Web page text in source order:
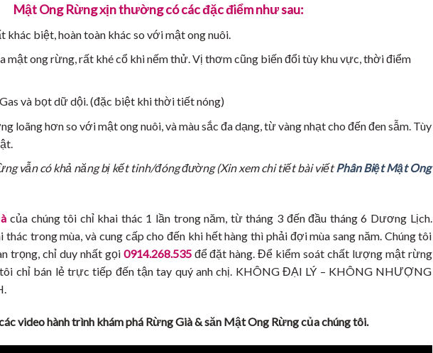
Mật Ong Rừng xịn thường có các đặc điểm như sau:
khác biệt, hoàn toàn khác so với mật ong nuôi.
mật ong rừng, rất khé cổ khi nếm thử. Vị thơm cũng biến đổi tùy khu vực, thời điểm
và bọt dữ dội. (đặc biệt khi thời tiết nóng)
loãng hơn so với mật ong nuôi, và màu sắc đa dạng, từ vàng nhạt cho đến đen sẫm. Tùy
vẫn có khả năng bị kết tinh/đóng đường (Xin xem chi tiết bài viếtPhân Biệt Mật Ong
của chúng tôi chỉ khai thác 1 lần trong năm, từ tháng 3 đến đầu tháng 6 Dương Lịch.
trong mùa, và cung cấp cho đến khi hết hàng thì phải đợi mùa sang năm. Chúng tôi
trọng, chỉ duy nhất gọi 0914.268.535để đặt hàng. Để kiểm soát chất lượng mật rừng
tôi chỉ bán lẻ trực tiếp đến tận tay quý anh chị. KHÔNG ĐẠI LÝ – KHÔNG NHƯỢNG
video hành trình khám phá Rừng Già & săn Mật Ong Rừng của chúng tôi.